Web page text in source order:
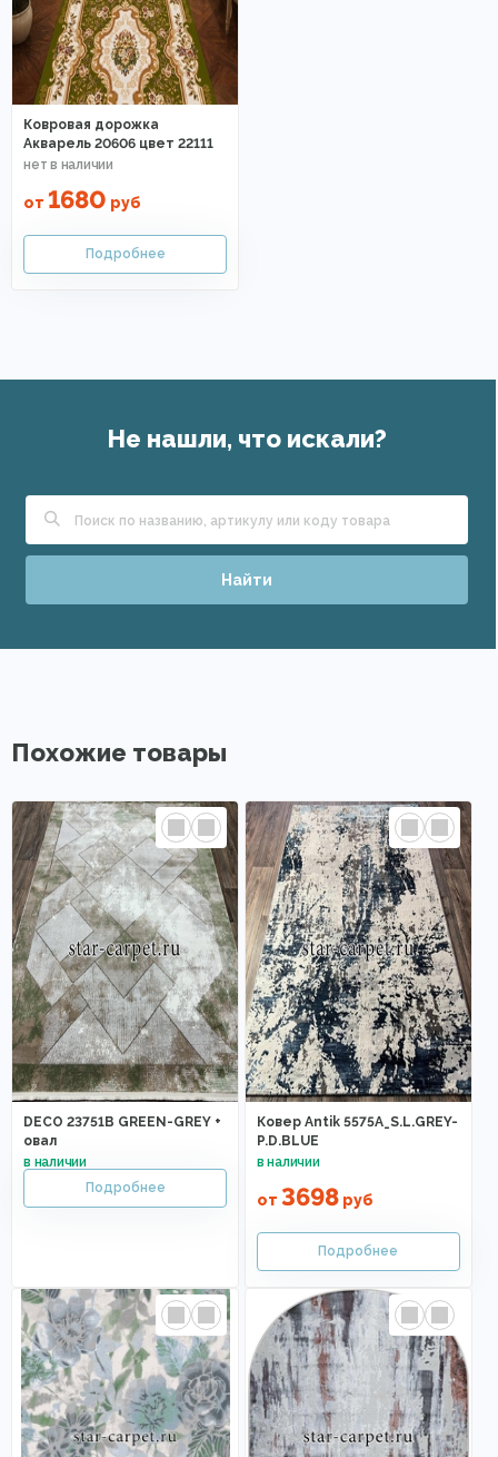
Ковровая дорожка
Акварель 20606 цвет 22111
от 1680 руб
Не нашли, что искали?
Найти
Похожие товары
DECO 23751B GREEN-GREY +
овал
Ковер Antik 5575A_S.L.GREY-
P.D.BLUE
от 3698руб